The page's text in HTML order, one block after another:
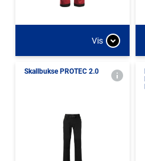
Vis
Skallbukse PROTEC 2.0